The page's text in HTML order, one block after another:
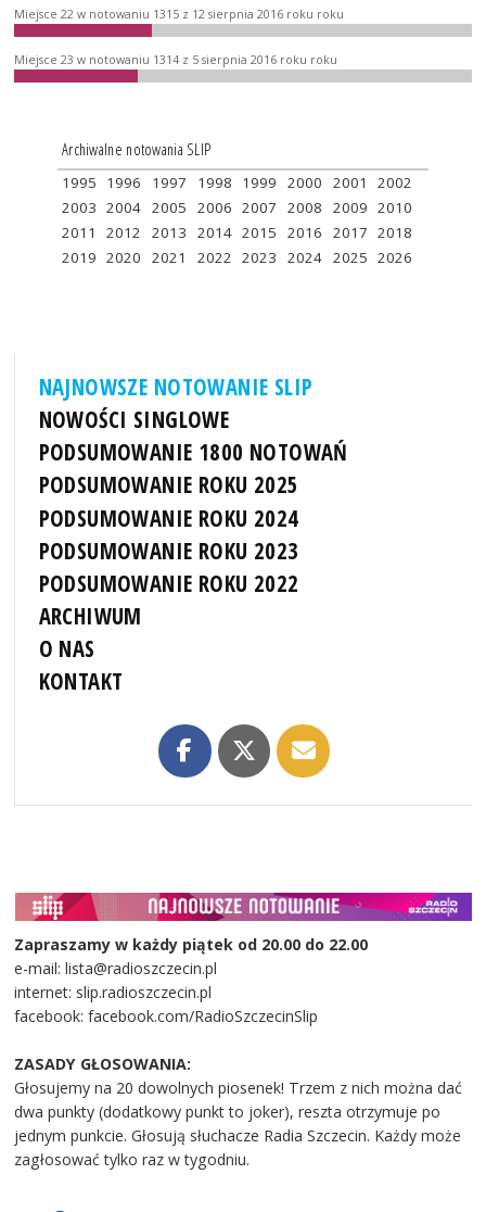
Miejsce 22 w notowaniu 1315 z 12 sierpnia 2016 roku roku
Miejsce 23 w notowaniu 1314 z 5 sierpnia 2016 roku roku
Archiwalne notowania SLIP
1995 1996 1997 1998 1999 2000 2001
2002
2003 2004 2005 2006 2007 2008 2009 2010
2011
2012 2013 2014 2015 2016 2017 2018
2019 2020 2021 2022 2023 2024 2025 2026
NAJNOWSZE NOTOWANIE SLIP
NOWOŚCI SINGLOWE
PODSUMOWANIE 1800 NOTOWAŃ
PODSUMOWANIE ROKU 2025
PODSUMOWANIE ROKU 2024
PODSUMOWANIE ROKU 2023
PODSUMOWANIE ROKU 2022
ARCHIWUM
O NAS
KONTAKT
Zapraszamy w każdy piątek od 20.00 do 22.00
e-mail: lista@radioszczecin.pl
internet: slip.radioszczecin.pl
facebook: facebook.com/RadioSzczecinSlip
ZASADY GŁOSOWANIA:
Głosujemy na 20 dowolnych piosenek! Trzem z nich można dać
dwa punkty (dodatkowy punkt to joker), reszta otrzymuje po
jednym punkcie. Głosują słuchacze Radia Szczecin. Każdy może
zagłosować tylko raz w tygodniu.